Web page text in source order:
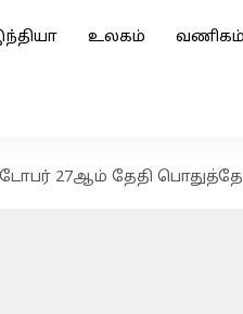
உலகம் வணிகம்
27ஆம் தேதி